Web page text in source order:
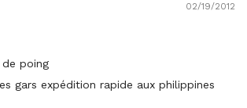
02/19/2012
poing
gars expédition rapide aux philippines